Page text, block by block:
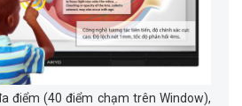
điểm (40 điểm chạm trên Window),